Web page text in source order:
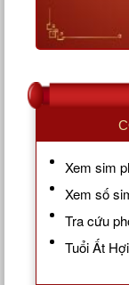
Xem sim
Xem số
Tra cứu
Tuổi Ất